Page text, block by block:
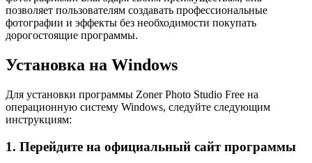
позволяет пользователям создавать профессиональные
фотографии и эффекты без необходимости покупать
дорогостоящие программы.
Установка на Windows
Для установки программы Zoner Photo Studio Free на
операционную систему Windows, следуйте следующим
инструкциям:
1. Перейдите на официальный сайт программы